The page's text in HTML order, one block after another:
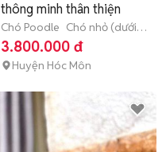
thông minh thân thiện
Chó Poodle Chó nhỏ (dưới 1
năm tuổi)
3.800.000 đ
Huyện Hóc Môn